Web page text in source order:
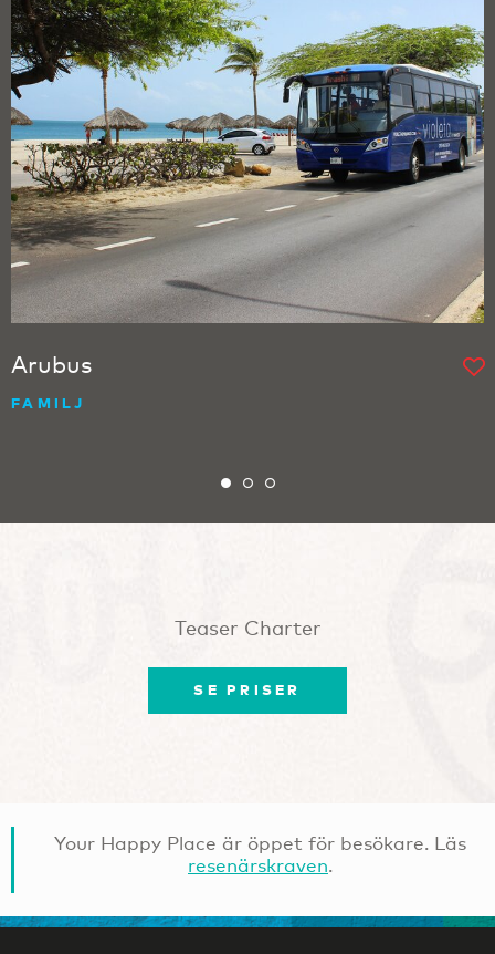
Arubus
FAMILJ
Teaser Charter
SE PRISER
Your Happy Place är öppet för besökare. Läs
resenärskraven.